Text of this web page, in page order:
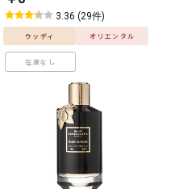
3.36 (29件)
ウッディ オリエンタル
在庫なし